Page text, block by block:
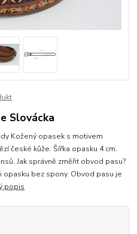
Slovácka
Kožený opasek s motivem
české kůže. Šířka opasku 4 cm.
Jak správně změřit obvod pasu?
bez spony. Obvod pasu je
popis